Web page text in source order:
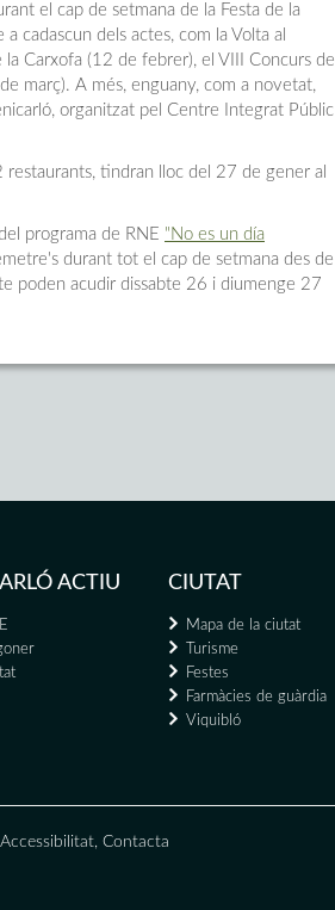
el cap de setmana de la Festa de la
cadascun dels actes, com la Volta al
la Carxofa (12 de febrer), el VIII Concurs de
març). A més, enguany, com a novetat,
organitzat pel Centre Integrat Públic
restaurants, tindran lloc del 27 de gener al
programa de RNE "No es un día
durant tot el cap de setmana des de
poden acudir dissabte 26 i diumenge 27
ACTIU CIUTAT
Mapa de la ciutat
Turisme
Festes
Farmàcies de guàrdia
Viquibló
Accessibilitat, Contacta